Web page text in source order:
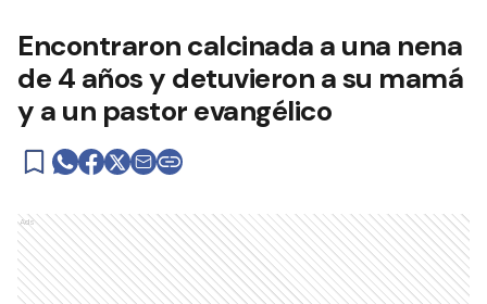
Encontraron calcinada a una nena
de 4 años y detuvieron a su mamá
y a un pastor evangélico
Ads